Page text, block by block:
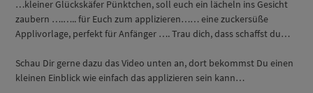
…kleiner Glückskäfer Pünktchen, soll euch ein lächeln ins Gesicht
zaubern ….….. für Euch zum applizieren…… eine zuckersüße
Applivorlage, perfekt für Anfänger …. Trau dich, dass schaffst du…
Schau Dir gerne dazu das Video unten an, dort bekommst Du einen
kleinen Einblick wie einfach das applizieren sein kann…